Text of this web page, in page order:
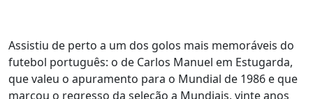
Assistiu de perto a um dos golos mais memoráveis do
futebol português: o de Carlos Manuel em Estugarda,
que valeu o apuramento para o Mundial de 1986 e que
marcou o regresso da seleção a Mundiais, vinte anos